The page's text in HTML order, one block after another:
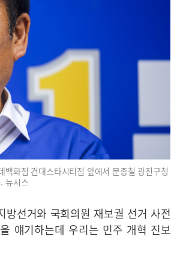
화점 건대스타시티점 앞에서 문종철 광진구청
뉴시스
방선거와 국회의원 재보궐 선거 사전
얘기하는데 우리는 민주 개혁 진보